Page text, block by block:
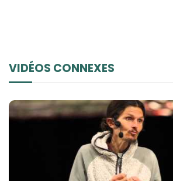
VIDÉOS CONNEXES